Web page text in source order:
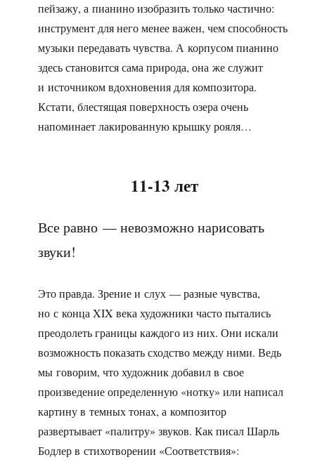
пейзажу, а пианино изобразить только частично:
инструмент для него менее важен, чем способность
музыки передавать чувства. А корпусом пианино
здесь становится сама природа, она же служит
и источником вдохновения для композитора.
Кстати, блестящая поверхность озера очень
напоминает лакированную крышку рояля…
11-13 лет
Все равно — невозможно нарисовать
звуки!
Это правда. Зрение и слух — разные чувства,
но с конца XIX века художники часто пытались
преодолеть границы каждого из них. Они искали
возможность показать сходство между ними. Ведь
мы говорим, что художник добавил в свое
произведение определенную «нотку» или написал
картину в темных тонах, а композитор
развертывает «палитру» звуков. Как писал Шарль
Бодлер в стихотворении «Соответствия»: